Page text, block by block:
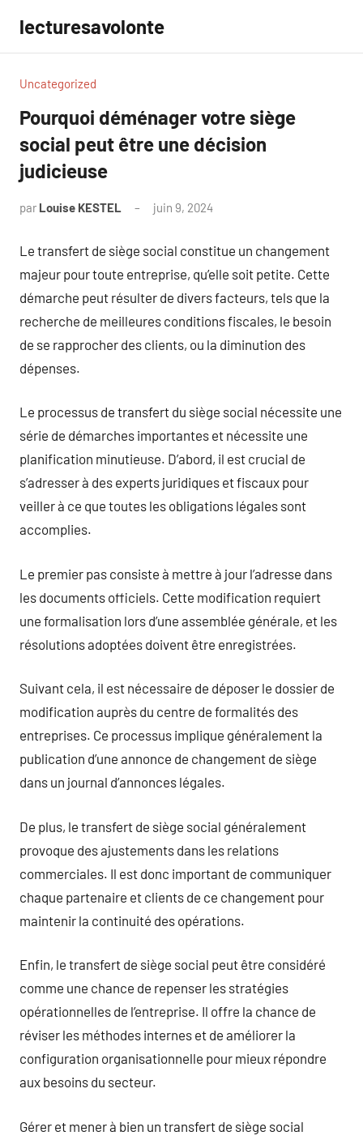
contenu
lecturesavolonte
Uncategorized
Pourquoi déménager votre siège
social peut être une décision
judicieuse
par Louise KESTEL juin 9, 2024
Le transfert de siège social constitue un changement
majeur pour toute entreprise, qu’elle soit petite. Cette
démarche peut résulter de divers facteurs, tels que la
recherche de meilleures conditions fiscales, le besoin
de se rapprocher des clients, ou la diminution des
dépenses.
Le processus de transfert du siège social nécessite une
série de démarches importantes et nécessite une
planification minutieuse. D’abord, il est crucial de
s’adresser à des experts juridiques et fiscaux pour
veiller à ce que toutes les obligations légales sont
accomplies.
Le premier pas consiste à mettre à jour l’adresse dans
les documents officiels. Cette modification requiert
une formalisation lors d’une assemblée générale, et les
résolutions adoptées doivent être enregistrées.
Suivant cela, il est nécessaire de déposer le dossier de
modification auprès du centre de formalités des
entreprises. Ce processus implique généralement la
publication d’une annonce de changement de siège
dans un journal d’annonces légales.
De plus, le transfert de siège social généralement
provoque des ajustements dans les relations
commerciales. Il est donc important de communiquer
chaque partenaire et clients de ce changement pour
maintenir la continuité des opérations.
Enfin, le transfert de siège social peut être considéré
comme une chance de repenser les stratégies
opérationnelles de l’entreprise. Il offre la chance de
réviser les méthodes internes et de améliorer la
configuration organisationnelle pour mieux répondre
aux besoins du secteur.
Gérer et mener à bien un transfert de siège social